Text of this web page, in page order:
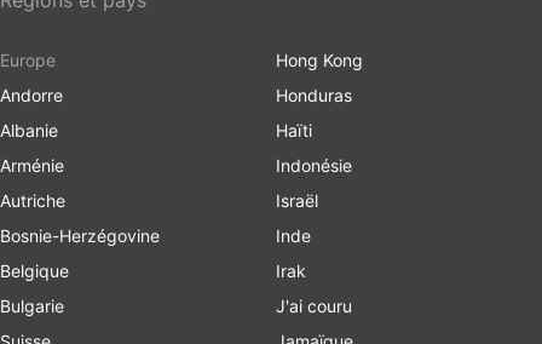
Europe
Andorre
Albanie
Arménie
Autriche
Bosnie-Herzégovine
Belgique
Bulgarie
Hong Kong
Honduras
Haïti
Indonésie
Israël
Inde
Irak
J'ai couru